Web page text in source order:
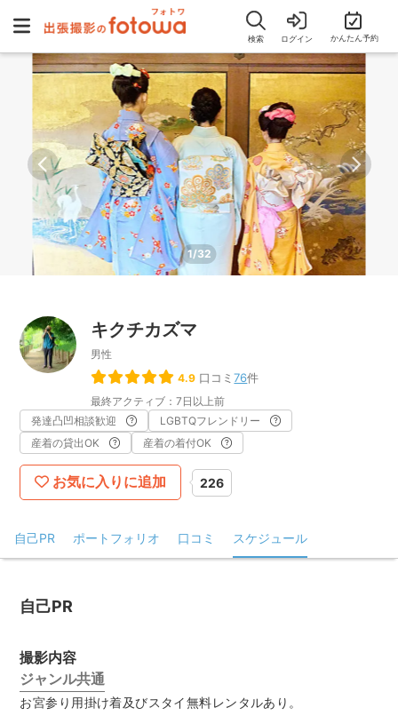
検索 ログイン かんたん予約
1/32
キクチカズマ
男性
4.9 口コミ76件
最終アクティブ：7日以上前
発達凸凹相談歓迎
LGBTQフレンドリー
産着の貸出OK
産着の着付OK
お気に入りに追加 226
自己PR ポートフォリオ 口コミ スケジュール
自己PR
撮影内容
ジャンル共通
お宮参り用掛け着及びスタイ無料レンタルあり。